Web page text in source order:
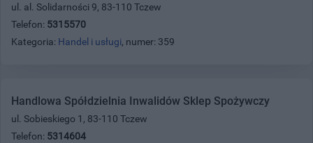
ul. al. Solidarności 9, 83-110 Tczew
Telefon: 5315570
Kategoria: Handel i usługi, numer: 359
Handlowa Spółdzielnia Inwalidów Sklep Spożywczy
ul. Sobieskiego 1, 83-110 Tczew
Telefon: 5314604